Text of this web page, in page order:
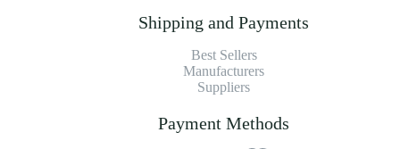
Shipping and Payments
Best Sellers
Manufacturers
Suppliers
Payment Methods